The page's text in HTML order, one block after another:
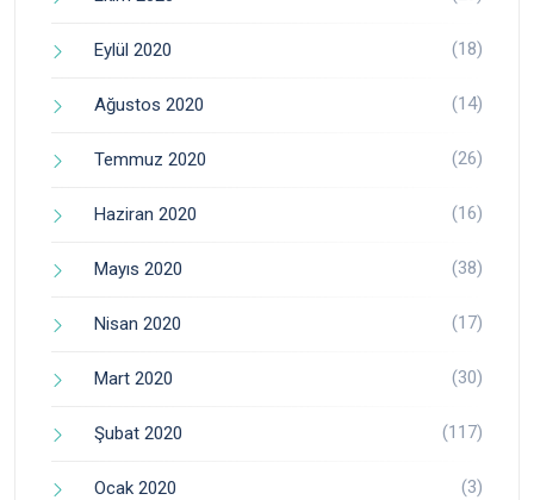
Eylül 2020 (18)
Ağustos 2020 (14)
Temmuz 2020 (26)
Haziran 2020 (16)
Mayıs 2020 (38)
Nisan 2020 (17)
Mart 2020 (30)
Şubat 2020 (117)
Ocak 2020 (3)